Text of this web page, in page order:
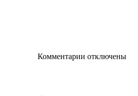
Комментарии отключены